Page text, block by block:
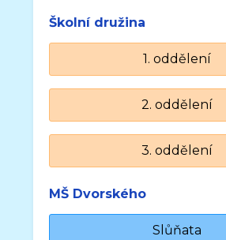
Školní družina
1. oddělení
2. oddělení
3. oddělení
MŠ Dvorského
Slůňata